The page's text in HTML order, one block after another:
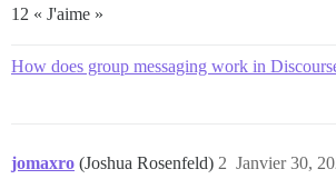
12 « J'aime »
How does group messaging work in
jomaxro (Joshua Rosenfeld) Janvier 30,
2